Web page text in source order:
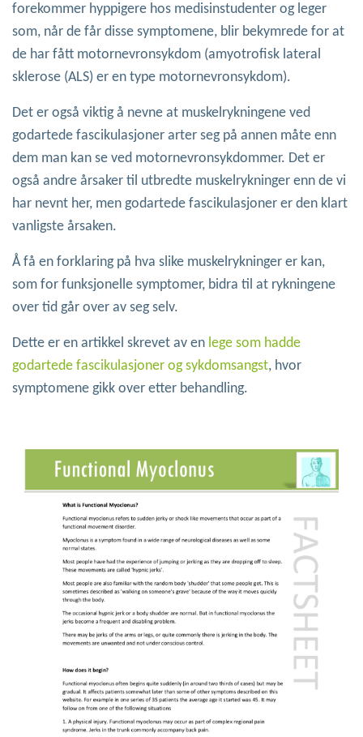
forekommer hyppigere hos medisinstudenter og leger
som, når de får disse symptomene, blir bekymrede for at
de har fått motornevronsykdom (amyotrofisk lateral
sklerose (ALS) er en type motornevronsykdom).
Det er også viktig å nevne at muskelrykningene ved
godartede fascikulasjoner arter seg på annen måte enn
dem man kan se ved motornevronsykdommer. Det er
også andre årsaker til utbredte muskelrykninger enn de vi
har nevnt her, men godartede fascikulasjoner er den klart
vanligste årsaken.
Å få en forklaring på hva slike muskelrykninger er kan,
som for funksjonelle symptomer, bidra til at rykningene
over tid går over av seg selv.
Dette er en artikkel skrevet av en lege som hadde
godartede fascikulasjoner og sykdomsangst, hvor
symptomene gikk over etter behandling.